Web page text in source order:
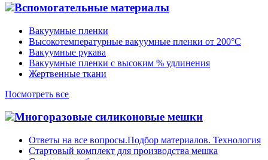
Вспомогательные материалы
Вакуумные пленки
Высокотемпературные вакуумные пленки от 200°С
Вакуумные рукава
Вакуумные пленки с высоким % удлинения
Жертвенные ткани
Посмотреть все
Многоразовые силиконовые мешки
Ответы на все вопросы.Подбор материалов. Технология
Стартовый комплект для производства мешка